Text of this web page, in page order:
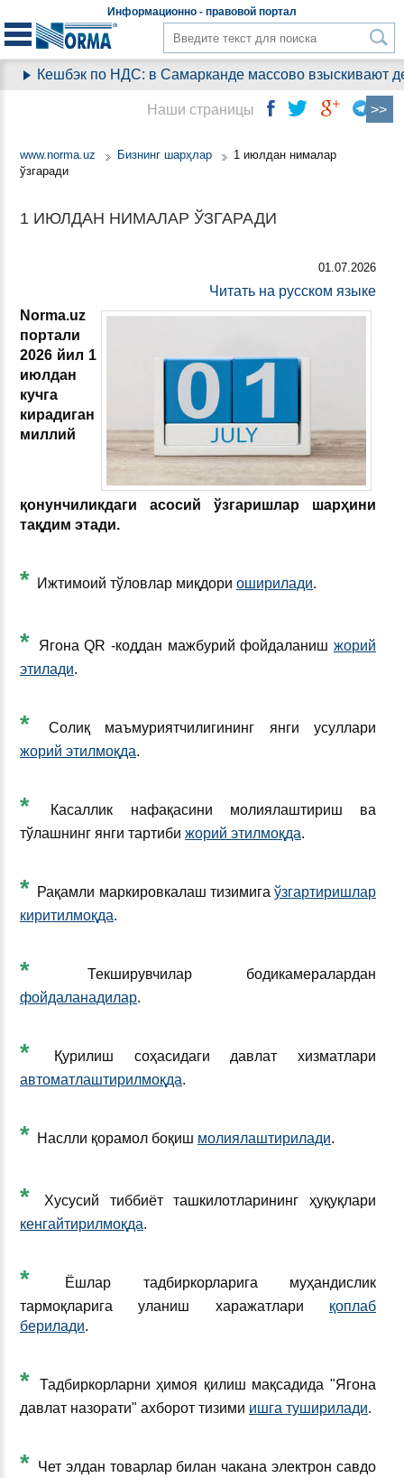
Информационно - правовой портал
Кешбэк по НДС: в Самарканде массово взыскивают
www.norma.uz Бизнинг шарҳлар
1 июлдан нималар
ўзгаради
1 ИЮЛДАН НИМАЛАР ЎЗГАРАДИ
01.07.2026
Читать на русском языке
Norma.uz
портали
2026 йил 1
июлдан
кучга
кирадиган
миллий
қонунчиликдаги асосий ўзгаришлар шарҳини
тақдим этади.
* Ижтимоий тўловлар миқдори оширилади.
* Ягона QR -коддан мажбурий фойдаланишжорий
этилади.
*
Солиқ маъмуриятчилигининг янги усуллари
жорий этилмоқда.
*
Касаллик нафақасини молиялаштириш ва
тўлашнинг янги тартиби жорий этилмоқда.
* Рақамли маркировкалаш тизимигаўзгартиришлар
киритилмоқда.
*Текширувчилар бодикамералардан
фойдаланадилар.
*
Қурилиш соҳасидаги давлат хизматлари
автоматлаштирилмоқда.
* Наслли қорамол боқиш молиялаштирилади.
*
Хусусий тиббиёт ташкилотларининг ҳуқуқлари
кенгайтирилмоқда.
*
Ёшлар тадбиркорларига муҳандислик
тармоқларига уланиш харажатлари қоплаб
берилади.
*
Тадбиркорларни ҳимоя қилиш мақсадида "Ягона
давлат назорати" ахборот тизими ишга туширилади.
* Чет элдан товарлар билан чакана электрон савдо
Наши страницы